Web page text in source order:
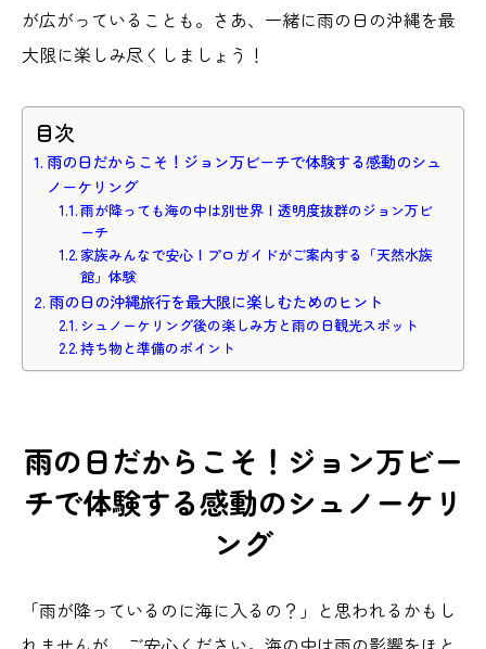
が広がっていることも。さあ、一緒に雨の日の沖縄を最
大限に楽しみ尽くしましょう！
目次
雨の日だからこそ！ジョン万ビーチで体験する感動のシュ
ノーケリング
雨が降っても海の中は別世界！透明度抜群のジョン万ビ
ーチ
家族みんなで安心！プロガイドがご案内する「天然水族
館」体験
雨の日の沖縄旅行を最大限に楽しむためのヒント
シュノーケリング後の楽しみ方と雨の日観光スポット
持ち物と準備のポイント
雨の日だからこそ！ジョン万ビー
チで体験する感動のシュノーケリ
ング
「雨が降っているのに海に入るの？」と思われるかもし